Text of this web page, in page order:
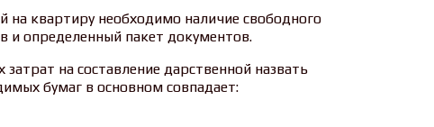
на квартиру необходимо наличие свободного
и определенный пакет документов.
на составление дарственной назвать
бумаг в основном совпадает: